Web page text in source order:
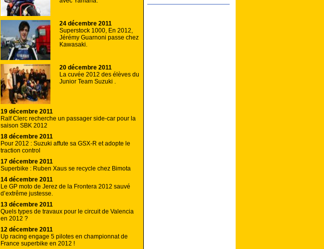
24 décembre 2011
Superstock 1000, En 2012,
Jérémy Guarnoni passe chez
Kawasaki.
20 décembre 2011
La cuvée 2012 des élèves du
Junior Team Suzuki .
19 décembre 2011
Ralf Clerc recherche un passager side-car pour la
saison SBK 2012
18 décembre 2011
Pour 2012 : Suzuki affute sa GSX-R et adopte le
traction control
17 décembre 2011
Superbike : Ruben Xaus se recycle chez Bimota
14 décembre 2011
Le GP moto de Jerez de la Frontera 2012 sauvé
d’extrême justesse.
13 décembre 2011
Quels types de travaux pour le circuit de Valencia
en 2012 ?
12 décembre 2011
Up racing engage 5 pilotes en championnat de
France superbike en 2012 !